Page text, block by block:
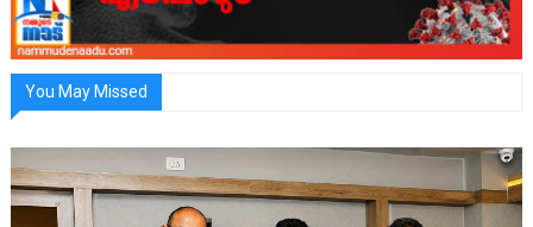
You May Missed